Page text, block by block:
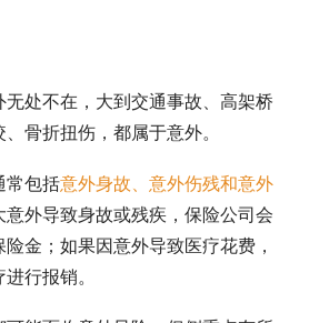
处不在，大到交通事故、高架桥
骨折扭伤，都属于意外。
常包括意外身故、意外伤残和意外
意外导致身故或残疾，保险公司会
金；如果因意外导致医疗花费，
行报销。